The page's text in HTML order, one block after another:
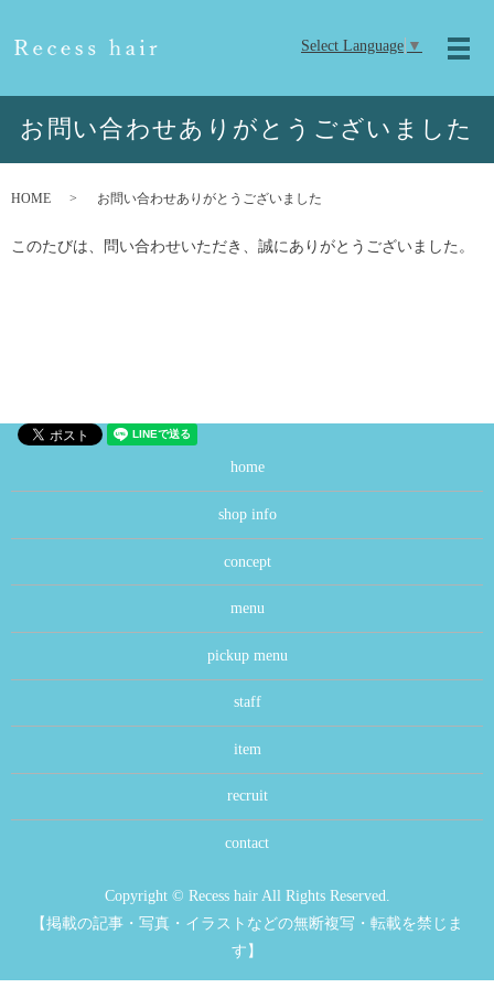
Select Language ▼
メ
お問い合わせありがとうございました
HOME お問い合わせありがとうございました
このたびは、問い合わせいただき、誠にありがとうございました。
home
shop info
concept
menu
pickup menu
staff
item
recruit
contact
Copyright © Recess hair All Rights Reserved.
【掲載の記事・写真・イラストなどの無断複写・転載を禁じま
す】